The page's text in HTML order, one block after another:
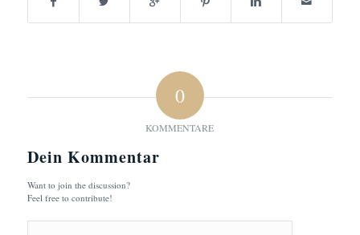
0
KOMMENTARE
Dein Kommentar
Want to join the discussion?
Feel free to contribute!